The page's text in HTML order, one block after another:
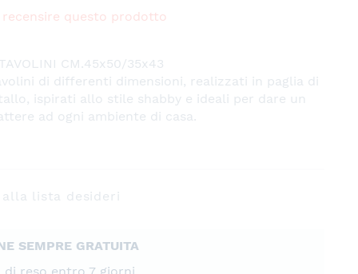
questo prodotto
CM.45x50/35x43
di differenti dimensioni, realizzati in paglia di
ispirati allo stile shabby e ideali per dare un
ad ogni ambiente di casa.
lista desideri
SEMPRE GRATUITA